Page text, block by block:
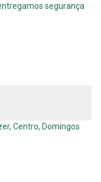
segurança
Centro, Domingos